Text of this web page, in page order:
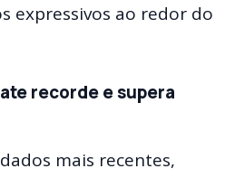
expressivos ao redor do
recorde e supera
mais recentes,